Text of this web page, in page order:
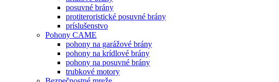
posuvné brány
protiteroristické posuvné brány
príslušenstvo
Pohony CAME
pohony na garážové brány
pohony na krídlové brány
pohony na posuvné brány
trubkové motory